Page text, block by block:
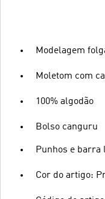
Modelagem
Moletom com
100% algodão
Bolso canguru
Punhos e barra
Cor do artigo: